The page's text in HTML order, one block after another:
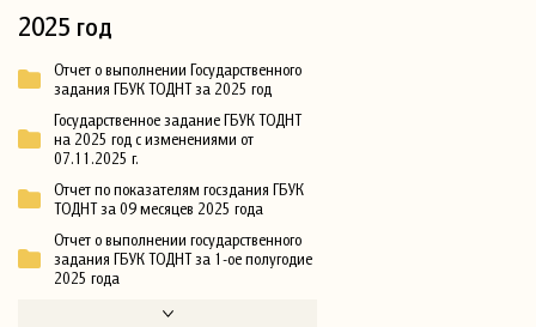
2025 год
Отчет о выполнении Государственного
задания ГБУК ТОДНТ за 2025 год
Государственное задание ГБУК ТОДНТ
на 2025 год с изменениями от
07.11.2025 г.
Отчет по показателям госздания ГБУК
ТОДНТ за 09 месяцев 2025 года
Отчет о выполнении государственного
задания ГБУК ТОДНТ за 1-ое полугодие
2025 года